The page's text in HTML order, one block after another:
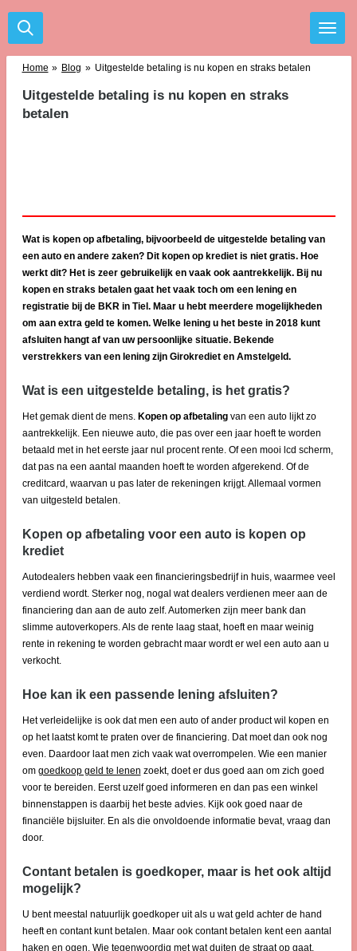
Ga
direct
Home » Blog » Uitgestelde betaling is nu kopen en straks betalen
Uitgestelde betaling is nu kopen en straks
betalen
Wat is kopen op afbetaling, bijvoorbeeld de uitgestelde betaling van
een auto en andere zaken? Dit kopen op krediet is niet gratis. Hoe
werkt dit? Het is zeer gebruikelijk en vaak ook aantrekkelijk. Bij nu
kopen en straks betalen gaat het vaak toch om een lening en
registratie bij de BKR in Tiel. Maar u hebt meerdere mogelijkheden
om aan extra geld te komen. Welke lening u het beste in 2018 kunt
afsluiten hangt af van uw persoonlijke situatie. Bekende
verstrekkers van een lening zijn Girokrediet en Amstelgeld.
Wat is een uitgestelde betaling, is het gratis?
Het gemak dient de mens. Kopen op afbetalingvan een auto lijkt zo
aantrekkelijk. Een nieuwe auto, die pas over een jaar hoeft te worden
betaald met in het eerste jaar nul procent rente. Of een mooi lcd scherm,
dat pas na een aantal maanden hoeft te worden afgerekend. Of de
creditcard, waarvan u pas later de rekeningen krijgt. Allemaal vormen
van uitgesteld betalen.
Kopen op afbetaling voor een auto is kopen op
krediet
Autodealers hebben vaak een financieringsbedrijf in huis, waarmee veel
verdiend wordt. Sterker nog, nogal wat dealers verdienen meer aan de
financiering dan aan de auto zelf. Automerken zijn meer bank dan
slimme autoverkopers. Als de rente laag staat, hoeft en maar weinig
rente in rekening te worden gebracht maar wordt er wel een auto aan u
verkocht.
Hoe kan ik een passende lening afsluiten?
Het verleidelijke is ook dat men een auto of ander product wil kopen en
op het laatst komt te praten over de financiering. Dat moet dan ook nog
even. Daardoor laat men zich vaak wat overrompelen. Wie een manier
om goedkoop geld te lenen zoekt, doet er dus goed aan om zich goed
voor te bereiden. Eerst uzelf goed informeren en dan pas een winkel
binnenstappen is daarbij het beste advies. Kijk ook goed naar de
financiële bijsluiter. En als die onvoldoende informatie bevat, vraag dan
door.
Contant betalen is goedkoper, maar is het ook altijd
mogelijk?
U bent meestal natuurlijk goedkoper uit als u wat geld achter de hand
heeft en contant kunt betalen. Maar ook contant betalen kent een aantal
haken en ogen. Wie tegenwoordig met wat duiten de straat op gaat,